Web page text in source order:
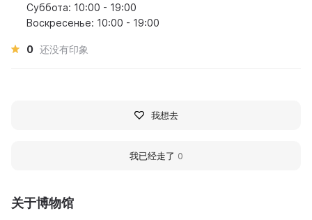
关于博物馆
Суббота: 10:00 - 19:00
Воскресенье: 10:00 - 19:00
0 还没有印象
我想去
我已经走了 0